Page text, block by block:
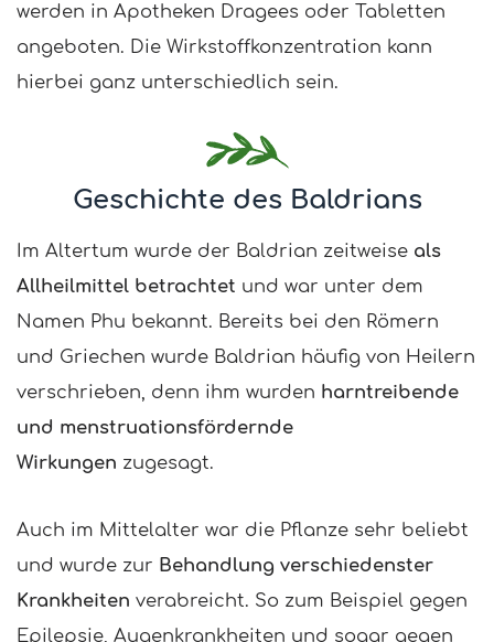
werden in Apotheken Dragees oder Tabletten
angeboten. Die Wirkstoffkonzentration kann
hierbei ganz unterschiedlich sein.
Geschichte des Baldrians
Im Altertum wurde der Baldrian zeitweise als
Allheilmittel betrachtet und war unter dem
Namen Phu bekannt. Bereits bei den Römern
und Griechen wurde Baldrian häufig von Heilern
verschrieben, denn ihm wurden harntreibende
und menstruationsfördernde
Wirkungen zugesagt.
Auch im Mittelalter war die Pflanze sehr beliebt
und wurde zur Behandlung verschiedenster
Krankheiten verabreicht. So zum Beispiel gegen
Epilepsie, Augenkrankheiten und sogar gegen